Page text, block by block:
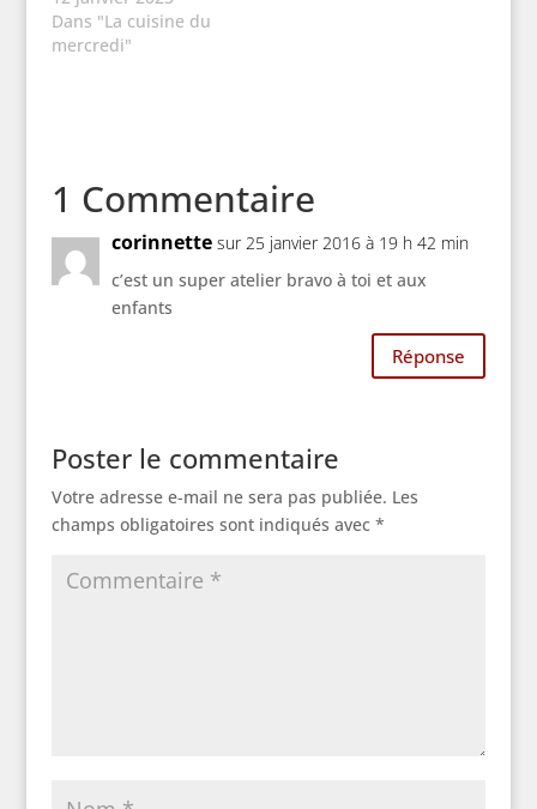
Dans "La cuisine du
mercredi"
1 Commentaire
corinnette sur 25 janvier 2016 à 19 h 42 min
c’est un super atelier bravo à toi et aux
enfants
Réponse
Poster le commentaire
Votre adresse e-mail ne sera pas publiée. Les
champs obligatoires sont indiqués avec *